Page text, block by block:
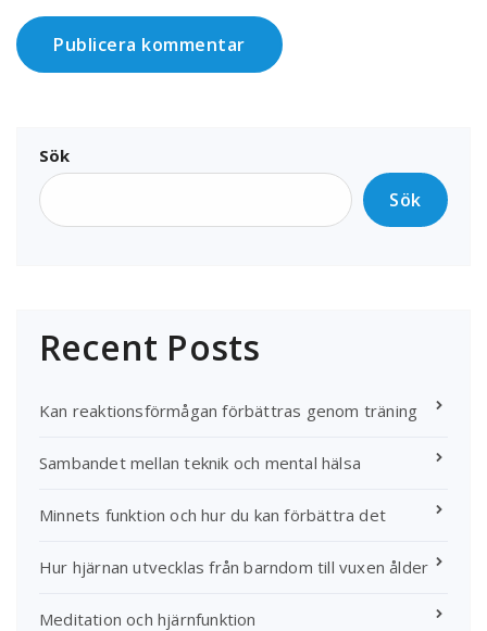
Sök
Sök
Recent Posts
Kan reaktionsförmågan förbättras genom träning
Sambandet mellan teknik och mental hälsa
Minnets funktion och hur du kan förbättra det
Hur hjärnan utvecklas från barndom till vuxen ålder
Meditation och hjärnfunktion